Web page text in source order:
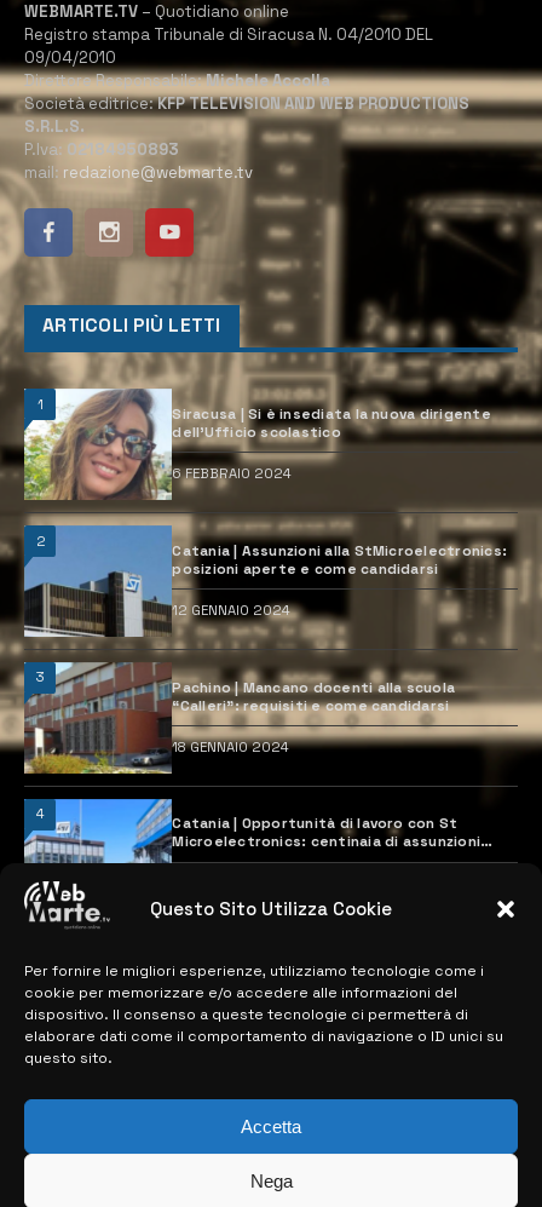
Questo Sito Utilizza Cookie
Per fornire le migliori esperienze, utilizziamo tecnologie come i
cookie per memorizzare e/o accedere alle informazioni del
dispositivo. Il consenso a queste tecnologie ci permetterà di
elaborare dati come il comportamento di navigazione o ID unici su
questo sito.
Accetta
Nega
WEBMARTE.TV – Quotidiano online
Registro stampa Tribunale di Siracusa N. 04/2010 DEL
09/04/2010
Direttore Responsabile:Michele Accolla
Società editrice:KFP TELEVISION AND WEB PRODUCTIONS
S.R.L.S.
P.Iva: 02184950893
mail: redazione@webmarte.tv
ARTICOLI PIÙ LETTI
1
Siracusa | Si è insediata la nuova dirigente
dell’Ufficio scolastico
6 FEBBRAIO 2024
2
Catania | Assunzioni alla StMicroelectronics:
posizioni aperte e come candidarsi
12 GENNAIO 2024
3
Pachino | Mancano docenti alla scuola
“Calleri”: requisiti e come candidarsi
18 GENNAIO 2024
4
Catania | Opportunità di lavoro con St
Microelectronics: centinaia di assunzioni
previste
MAPPA DEL SITO
> NOTIZIE